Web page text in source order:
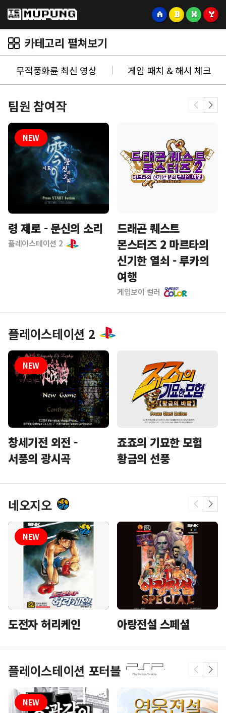
A B X Y
카테고리 펼쳐보기
무적풍화륜 최신 영상 게임 패치 & 해시 체크
팀원 참여작
령 제로 - 문신의 소리
플레이스테이션 2
드래곤 퀘스트
몬스터즈 2 마르타의
신기한 열쇠 - 루카의
여행
게임보이 컬러
플레이스테이션 2
창세기전 외전 -
서풍의 광시곡
죠죠의 기묘한 모험
황금의 선풍
네오지오
도전자 허리케인 아랑전설 스페셜
플레이스테이션 포터블